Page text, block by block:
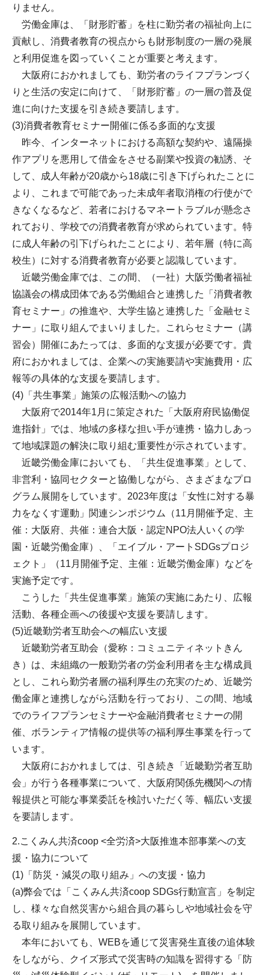
りません。
労働金庫は、「財形貯蓄」を柱に勤労者の福祉向上に
貢献し、消費者教育の視点からも財形制度の一層の発展
と利用促進を図っていくことが重要と考えます。
大阪府におかれましても、勤労者のライフプランづく
りと生活の安定に向けて、「財形貯蓄」の一層の普及促
進に向けた支援を引き続き要請します。
(3)消費者教育セミナー開催に係る多面的な支援
昨今、インターネットにおける高額な契約や、遠隔操
作アプリを悪用して借金をさせる副業や投資の勧誘、そ
して、成人年齢が20歳から18歳に引き下げられたことに
より、これまで可能であった未成年者取消権の行使がで
きなくなるなど、若者におけるマネートラブルが懸念さ
れており、学校での消費者教育が求められています。特
に成人年齢の引下げられたことにより、若年層（特に高
校生）に対する消費者教育が必要と認識しています。
近畿労働金庫では、この間、（一社）大阪労働者福祉
協議会の構成団体である労働組合と連携した「消費者教
育セミナー」の推進や、大学生協と連携した「金融セミ
ナー」に取り組んでまいりました。これらセミナー（講
習会）開催にあたっては、多面的な支援が必要です。貴
府におかれましては、企業への実施要請や実施費用・広
報等の具体的な支援を要請します。
(4)「共生事業」施策の広報活動への協力
大阪府で2014年1月に策定された「大阪府府民協働促
進指針」では、地域の多様な担い手が連携・協力しあっ
て地域課題の解決に取り組む重要性が示されています。
近畿労働金庫においても、「共生促進事業」として、
非営利・協同セクターと協働しながら、さまざまなプロ
グラム展開をしています。2023年度は「女性に対する暴
力をなくす運動」関連シンポジウム（11月開催予定、主
催：大阪府、共催：連合大阪・認定NPO法人いくの学
園・近畿労働金庫）、「エイブル・アートSDGsプロジ
ェクト」（11月開催予定、主催：近畿労働金庫）などを
実施予定です。
こうした「共生促進事業」施策の実施にあたり、広報
活動、各種企画への後援や支援を要請します。
(5)近畿勤労者互助会への幅広い支援
近畿勤労者互助会（愛称：コミュニティネットきん
き）は、未組織の一般勤労者の労金利用者を主な構成員
とし、これら勤労者層の福利厚生の充実のため、近畿労
働金庫と連携しながら活動を行っており、この間、地域
でのライフプランセミナーや金融消費者セミナーの開
催、ボランティア情報の提供等の福利厚生事業を行って
います。
大阪府におかれましては、引き続き「近畿勤労者互助
会」が行う各種事業について、大阪府関係先機関への情
報提供と可能な事業委託を検討いただく等、幅広い支援
を要請します。
2.こくみん共済coop <全労済>大阪推進本部事業への支
援・協力について
(1)「防災・減災の取り組み」への支援・協力
(a)弊会では「こくみん共済coop SDGs行動宣言」を制定
し、様々な自然災害から組合員の暮らしや地域社会を守
る取り組みを展開しています。
本年においても、WEBを通じて災害発生直後の追体験
をしながら、クイズ形式で災害時の知識を習得する「防